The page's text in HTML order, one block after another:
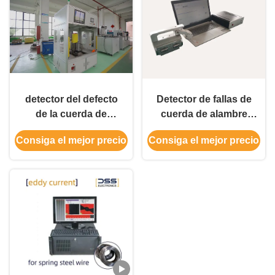
detector del defecto
de la cuerda de
alambre de 0.1m m
con salida de datos
Consiga el mejor precio
Detector de fallas de
cuerda de alambre
(tbc)
Consiga el mejor precio